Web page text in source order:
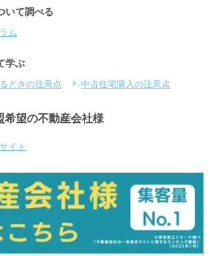
いて調べる
ム
学ぶ
ときの注意点 中古住宅購入の注意点
希望の不動産会社様
イト